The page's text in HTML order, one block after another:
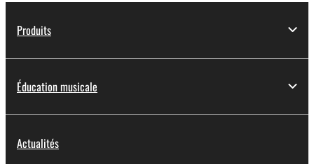
Produits
Éducation musicale
Actualités